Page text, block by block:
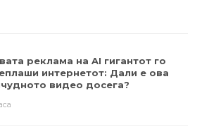
реклама на AI гигантот го
интернетот: Дали е ова
видео досега?